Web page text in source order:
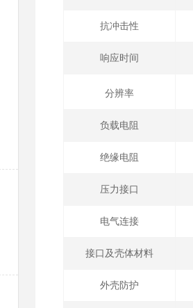
抗冲击性
响应时间
分辨率
负载电阻
绝缘电阻
压力接口
电气连接
接口及壳体材料
外壳防护